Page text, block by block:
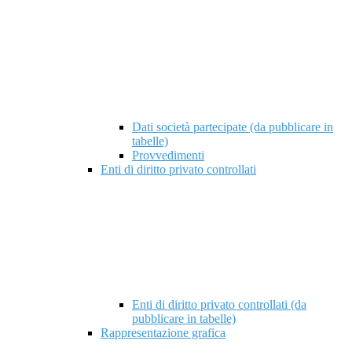
Dati società partecipate (da pubblicare in
tabelle)
Provvedimenti
Enti di diritto privato controllati
Enti di diritto privato controllati (da
pubblicare in tabelle)
Rappresentazione grafica